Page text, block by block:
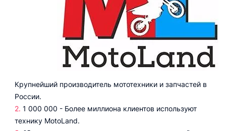
Крупнейший производитель мототехники и запчастей в
России.
1 000 000 - Более миллиона клиентов используют
технику MotoLand.